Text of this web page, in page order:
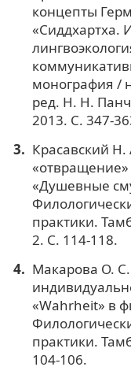
концепты
«Сиддхартха.
монография /
ред. Н. Н.
2013. С. 347-
Красавский
«Душевные
практики.
2. С. 114-118.
Макарова О.
«Wahrheit» в
практики.
104-106.